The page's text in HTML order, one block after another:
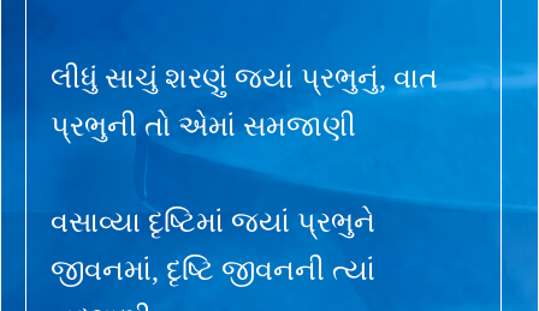
લીધું સાચું શરણું જ્યાં પ્રભુનું, વાત
પ્રભુની તો એમાં સમજાણી
વસાવ્યા દૃષ્ટિમાં જ્યાં પ્રભુને
જીવનમાં, દૃષ્ટિ જીવનની ત્યાં